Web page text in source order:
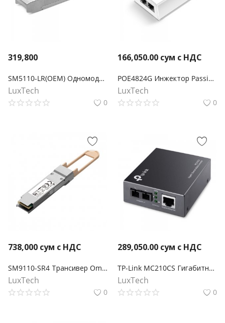
319,800
SM5110-LR(OEM) Одномодовый 10GBase-SR SFP+ LC трансивер Omada
LuxTech
0
166,050.00 сум с НДС
POE4824G Инжектор Passive PoE 48 В
LuxTech
0
738,000 сум с НДС
SM9110-SR4 Трансивер Omada 100GBASE-SR4 QSFP28
LuxTech
0
289,050.00 сум с НДС
TP-Link MC210CS Гигабитный Ethernet медиаконвертер
LuxTech
0